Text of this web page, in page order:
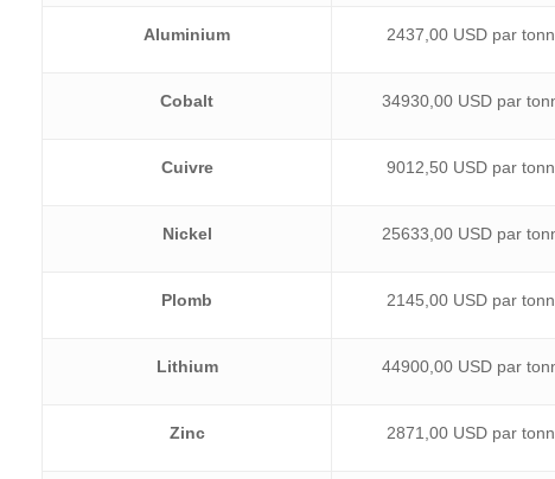
Aluminium 2437,00 USD par
Cobalt 34930,00 USD par
Cuivre 9012,50 USD par
Nickel 25633,00 USD par
Plomb 2145,00 USD par
Lithium 44900,00 USD par
Zinc 2871,00 USD par